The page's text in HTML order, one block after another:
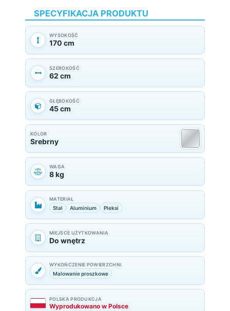
SPECYFIKACJA PRODUKTU
WYSOKOŚĆ
170 cm
SZEROKOŚĆ
62 cm
GŁĘBOKOŚĆ
45 cm
KOLOR
Srebrny
WAGA
8 kg
MATERIAŁ
Stal Aluminium Pleksi
MIEJSCE UŻYTKOWANIA
Do wnętrz
WYKOŃCZENIE POWIERZCHNI
Malowanie proszkowe
POLSKA PRODUKCJA
Wyprodukowano w Polsce